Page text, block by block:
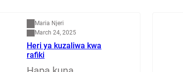
Maria Njeri
March 24, 2025
Heri ya kuzaliwa kwa
rafiki